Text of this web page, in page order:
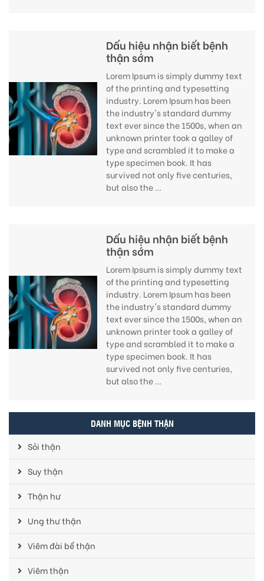
Dấu hiệu nhận biết bệnh
thận sớm
Lorem Ipsum is simply dummy text
of the printing and typesetting
industry. Lorem Ipsum has been
the industry's standard dummy
text ever since the 1500s, when an
unknown printer took a galley of
type and scrambled it to make a
type specimen book. It has
survived not only five centuries,
but also the …
Dấu hiệu nhận biết bệnh
thận sớm
Lorem Ipsum is simply dummy text
of the printing and typesetting
industry. Lorem Ipsum has been
the industry's standard dummy
text ever since the 1500s, when an
unknown printer took a galley of
type and scrambled it to make a
type specimen book. It has
survived not only five centuries,
but also the …
DANH MỤC BỆNH THẬN
Sỏi thận
Suy thận
Thận hư
Ung thư thận
Viêm đài bể thận
Viêm thận